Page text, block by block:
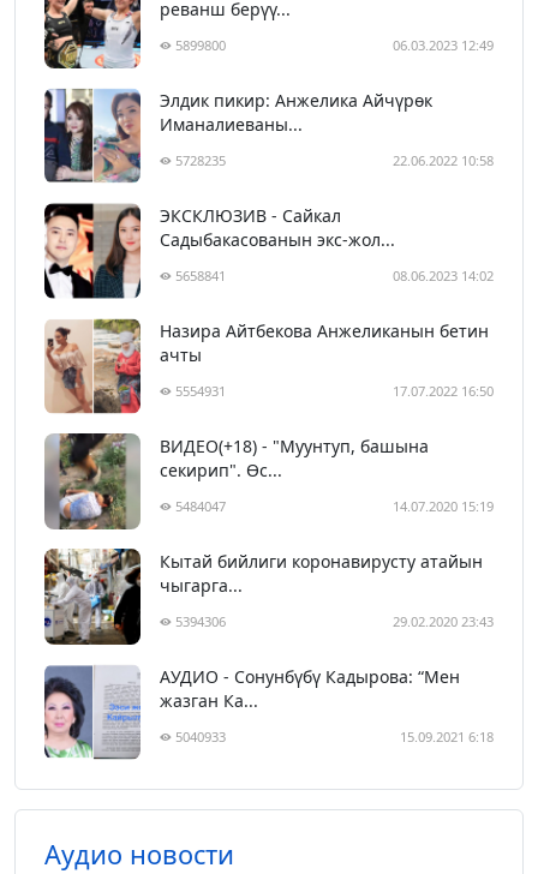
реванш берүү...
5899800 06.03.2023 12:49
Элдик пикир: Анжелика Айчүрөк
Иманалиеваны...
5728235 22.06.2022 10:58
ЭКСКЛЮЗИВ - Сайкал
Садыбакасованын экс-жол...
5658841 08.06.2023 14:02
Назира Айтбекова Анжеликанын бетин
ачты
5554931 17.07.2022 16:50
ВИДЕО(+18) - "Муунтуп, башына
секирип". Өс...
5484047 14.07.2020 15:19
Кытай бийлиги коронавирусту атайын
чыгарга...
5394306 29.02.2020 23:43
АУДИО - Сонунбүбү Кадырова: “Мен
жазган Ка...
5040933 15.09.2021 6:18
Аудио новости